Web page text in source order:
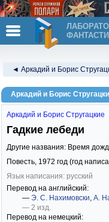
◄ Аркадий и Борис
Аркадий и Борис
Аркадий и Борис Стругацкие
Гадкие лебеди
Другие названия: Время
Повесть, 1972 год (год
Язык написания: русский
Перевод на английский:
— Э. С. Нахимовски, А.
— 2 изд.
Перевод на немецкий: